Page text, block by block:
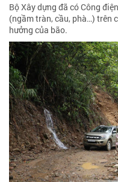
Bộ Xây dựng đã có Công
(ngầm tràn, cầu, phà…) trên
hưởng của bão.